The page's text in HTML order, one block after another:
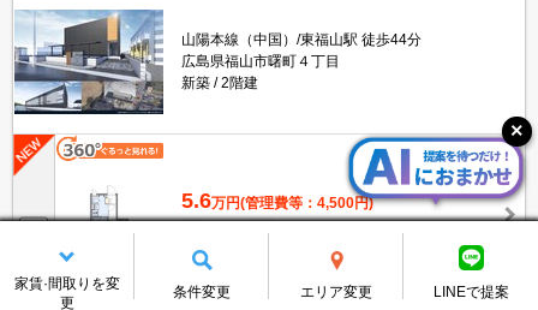
山陽本線（中国）/東福山駅 徒歩44分
広島県福山市曙町４丁目
新築
2階建
画像：6枚
5.6万円(管理費等：4,500円)
礼
1階
家賃·間取りを変
更
条件変更 エリア変更 LINEで提案